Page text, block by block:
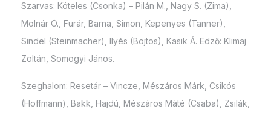
Szarvas: Köteles (Csonka) – Pilán M., Nagy S. (Zima),
Molnár Ö., Furár, Barna, Simon, Kepenyes (Tanner),
Sindel (Steinmacher), Ilyés (Bojtos), Kasik Á. Edző: Klimaj
Zoltán, Somogyi János.
Szeghalom: Resetár – Vincze, Mészáros Márk, Csikós
(Hoffmann), Bakk, Hajdú, Mészáros Máté (Csaba), Zsilák,